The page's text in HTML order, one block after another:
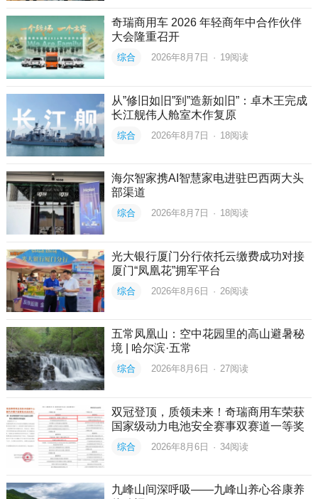
奇瑞商用车 2026 年轻商年中合作伙伴
大会隆重召开
综合 2026年8月7日 · 19阅读
从”修旧如旧”到”造新如旧”：卓木王完成
长江舰伟人舱室木作复原
综合 2026年8月7日 · 18阅读
海尔智家携AI智慧家电进驻巴西两大头
部渠道
综合 2026年8月7日 · 18阅读
光大银行厦门分行依托云缴费成功对接
厦门“凤凰花”拥军平台
综合 2026年8月6日 · 26阅读
五常凤凰山：空中花园里的高山避暑秘
境 | 哈尔滨·五常
综合 2026年8月6日 · 27阅读
双冠登顶，质领未来！奇瑞商用车荣获
国家级动力电池安全赛事双赛道一等奖
综合 2026年8月6日 · 34阅读
九峰山间深呼吸——九峰山养心谷康养